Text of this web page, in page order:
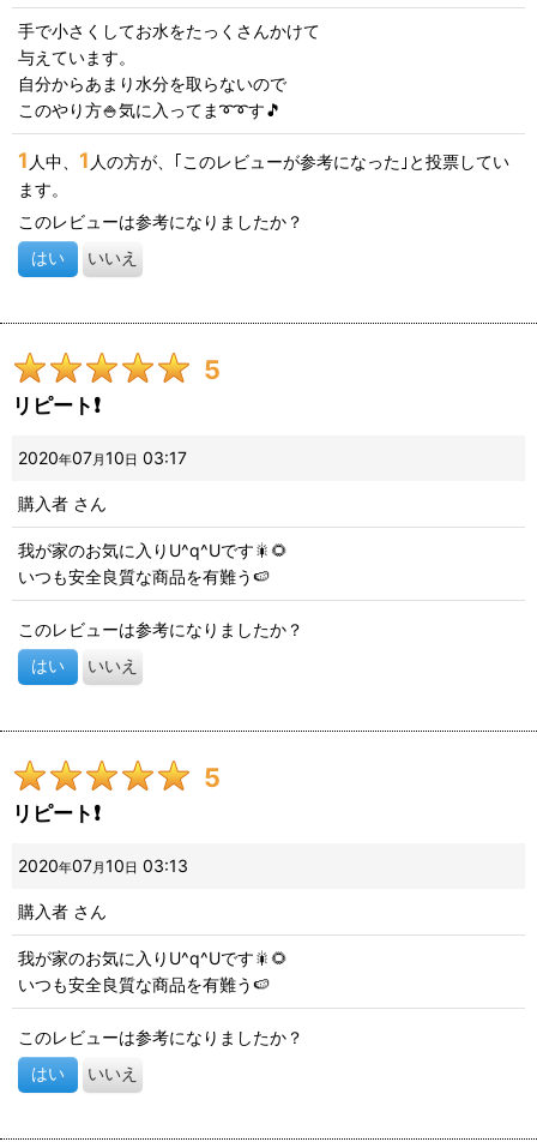
手で小さくしてお水をたっくさんかけて
与えています。
自分からあまり水分を取らないので
このやり方🍚気に入ってま➰➰す🎵
1 人中、 1 人の方が、｢このレビューが参考になった｣と投票してい
ます。
このレビューは参考になりましたか？
はい いいえ
5
リピート❗
2020年07月 10 日 03:17
購入者 さん
我が家のお気に入りU^q^Uです🎇🌻
いつも安全良質な商品を有難う🍉
このレビューは参考になりましたか？
はい いいえ
5
リピート❗
2020年07月 10 日 03:13
購入者 さん
我が家のお気に入りU^q^Uです🎇🌻
いつも安全良質な商品を有難う🍉
このレビューは参考になりましたか？
はい いいえ